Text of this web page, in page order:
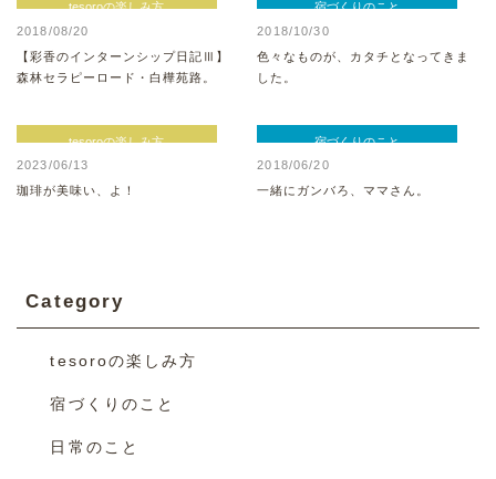
tesoroの楽しみ方
2018/08/20
【彩香のインターンシップ日記Ⅲ】
森林セラピーロード・白樺苑路。
宿づくりのこと
2018/10/30
色々なものが、カタチとなってきま
した。
tesoroの楽しみ方
2023/06/13
珈琲が美味い、よ！
宿づくりのこと
2018/06/20
一緒にガンバろ、ママさん。
Category
tesoroの楽しみ方
宿づくりのこと
日常のこと